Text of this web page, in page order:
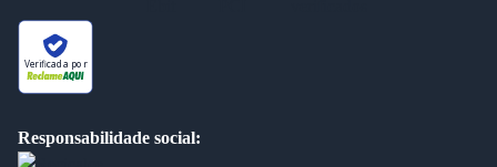
Verificada por
Responsabilidade social: